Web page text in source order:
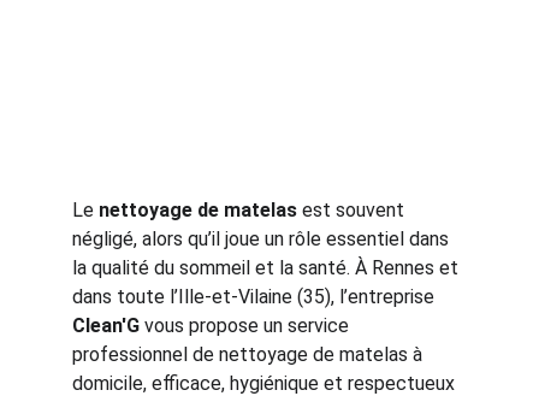
Le nettoyage de matelas est souvent
négligé, alors qu’il joue un rôle essentiel dans
la qualité du sommeil et la santé. À Rennes et
dans toute l’Ille-et-Vilaine (35), l’entreprise
Clean'G vous propose un service
professionnel de nettoyage de matelas à
domicile, efficace, hygiénique et respectueux